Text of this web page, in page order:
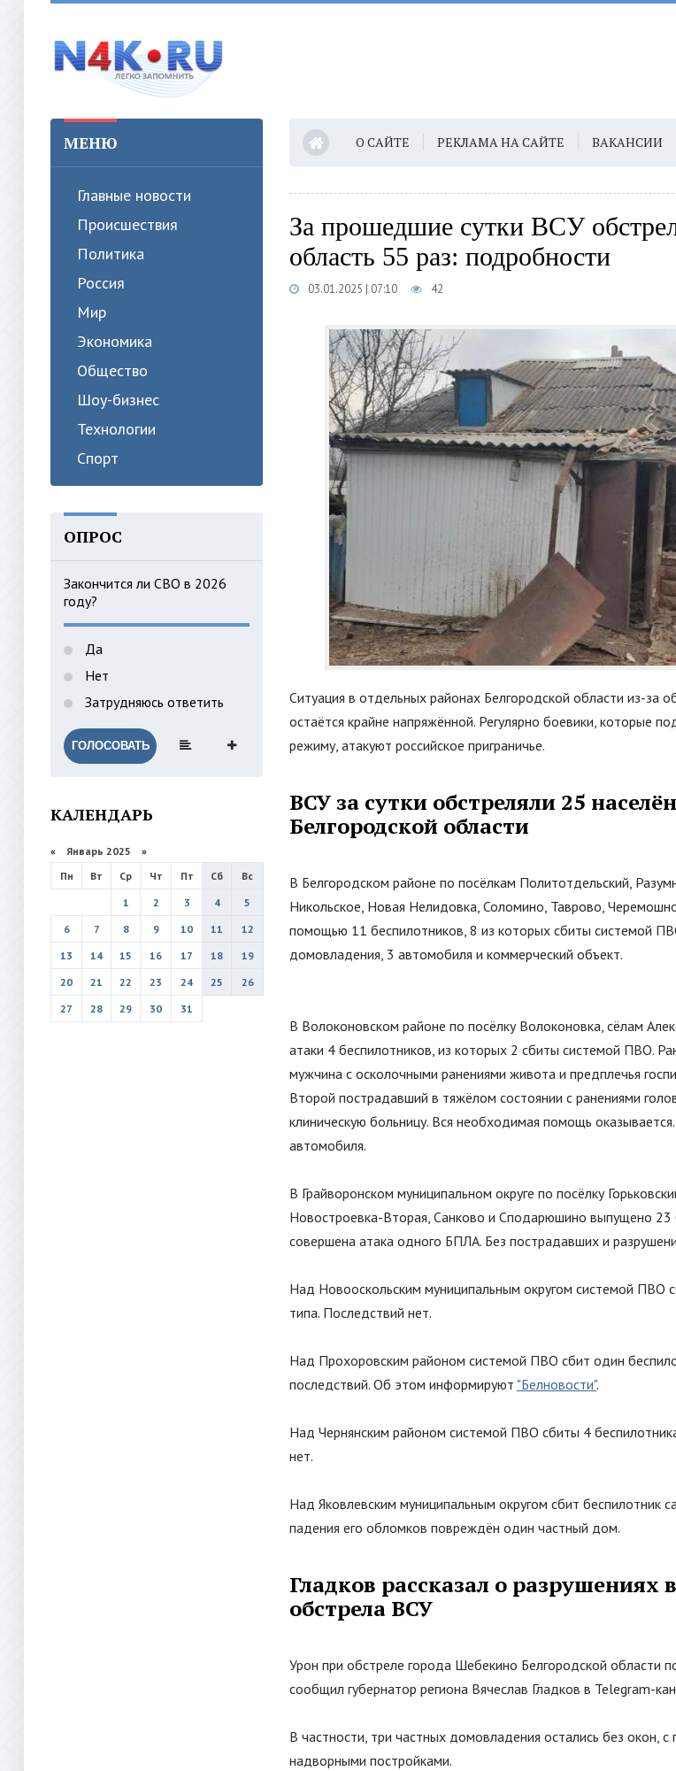
МЕНЮ
Главные новости
Происшествия
Политика
Россия
Мир
Экономика
Общество
Шоу-бизнес
Технологии
Спорт
ОПРОС
Закончится ли СВО в 2026
году?
Да
Нет
Затрудняюсь ответить
ГОЛОСОВАТЬ
КАЛЕНДАРЬ
« Январь 2025 »
Пн
Вт Ср Чт Пт Сб
Вс
1
2 3 4
5
6
7 8 9 10 11
12
13
14 15 16 17 18
19
20
21 22 23 24 25
26
27
28 29 30 31
О САЙТЕ РЕКЛАМА НА САЙТЕ ВАКАНСИИ
За прошедшие сутки ВСУ
область 55 раз: подробности
03.01.2025 | 07:10 42
Ситуация в отдельных районах Белгородской области из-за
остаётся крайне напряжённой. Регулярно боевики, которые
режиму, атакуют российское приграничье.
ВСУ за сутки обстреляли 25
Белгородской области
В Белгородском районе по посёлкам Политотдельский,
Никольское, Новая Нелидовка, Соломино, Таврово,
помощью 11 беспилотников, 8 из которых сбиты системой
домовладения, 3 автомобиля и коммерческий объект.
В Волоконовском районе по посёлку Волоконовка, сёлам
атаки 4 беспилотников, из которых 2 сбиты системой ПВО.
мужчина с осколочными ранениями живота и предплечья
Второй пострадавший в тяжёлом состоянии с ранениями
клиническую больницу. Вся необходимая помощь
автомобиля.
В Грайворонском муниципальном округе по посёлку
Новостроевка-Вторая, Санково и Сподарюшино выпущено 23
совершена атака одного БПЛА. Без пострадавших и
Над Новооскольским муниципальным округом системой ПВО
типа. Последствий нет.
Над Прохоровским районом системой ПВО сбит один
последствий. Об этом информируют "Белновости".
Над Чернянским районом системой ПВО сбиты 4
нет.
Над Яковлевским муниципальным округом сбит беспилотник
падения его обломков повреждён один частный дом.
Гладков рассказал о разрушениях
обстрела ВСУ
Урон при обстреле города Шебекино Белгородской области
сообщил губернатор региона Вячеслав Гладков в Telegram-
В частности, три частных домовладения остались без окон,
надворными постройками.